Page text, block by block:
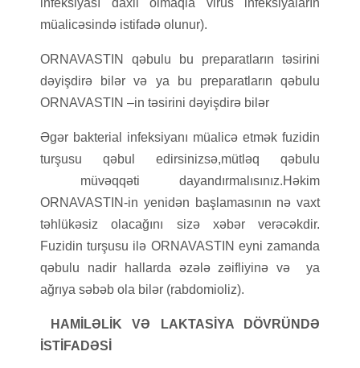
infeksiyası daxil olmaqla virus infeksiyaların
müalicəsində istifadə olunur).
ORNAVASTIN qəbulu bu preparatların təsirini
dəyişdirə bilər və ya bu preparatların qəbulu
ORNAVASTIN –in təsirini dəyişdirə bilər
Əgər bakterial infeksiyanı müalicə etmək fuzidin
turşusu qəbul edirsinizsə,mütləq qəbulu
müvəqqəti dayandırmalısınız.Həkim
ORNAVASTIN-in yenidən başlamasının nə vaxt
təhlükəsiz olacağını sizə xəbər verəcəkdir.
Fuzidin turşusu ilə ORNAVASTIN eyni zamanda
qəbulu nadir hallarda əzələ zəifliyinə və ya
ağrıya səbəb ola bilər (rabdomioliz).
HAMİLƏLİK VƏ LAKTASİYA DÖVRÜNDƏ
İSTİFADƏSİ